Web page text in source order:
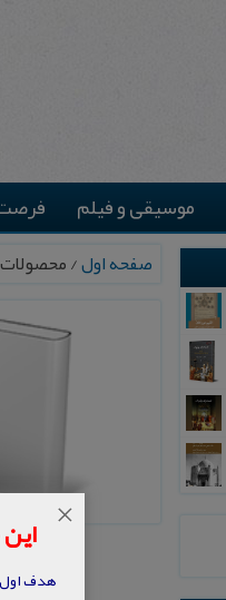
موسیقی و فیلم
صفحه اول/
هدف اول
×